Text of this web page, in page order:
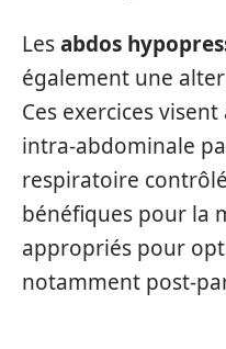
Lesabdos
également une
Ces exercices
intra-abdominale
respiratoire
bénéfiques pour la
appropriés pour
notamment post-